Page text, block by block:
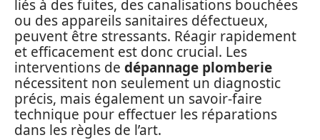
liés à des fuites, des canalisations bouchées
ou des appareils sanitaires défectueux,
peuvent être stressants. Réagir rapidement
et efficacement est donc crucial. Les
interventions de dépannage plomberie
nécessitent non seulement un diagnostic
précis, mais également un savoir-faire
technique pour effectuer les réparations
dans les règles de l’art.